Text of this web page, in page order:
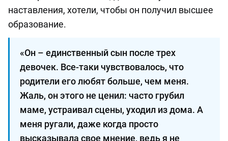
наставления, хотели, чтобы он получил высшее
образование.
«Он – единственный сын после трех
девочек. Все-таки чувствовалось, что
родители его любят больше, чем меня.
Жаль, он этого не ценил: часто грубил
маме, устраивал сцены, уходил из дома. А
меня ругали, даже когда просто
высказывала свое мнение, ведь я не